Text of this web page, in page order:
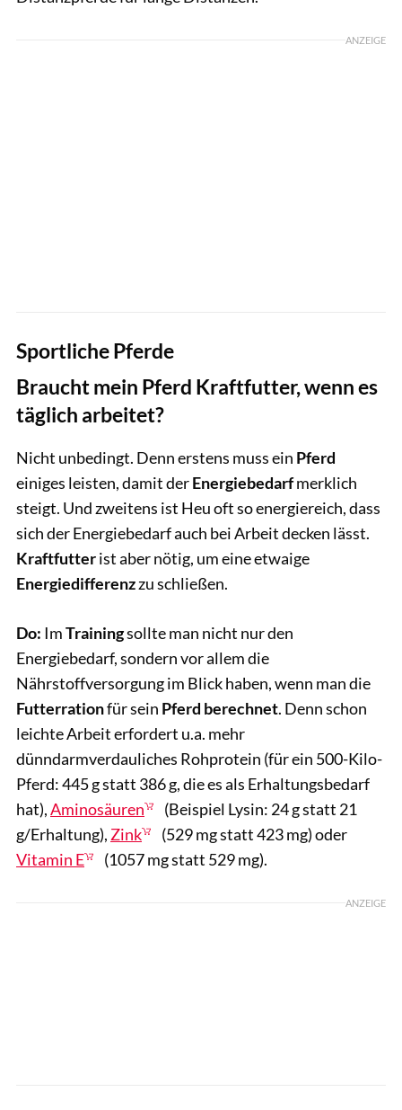
ANZEIGE
Sportliche Pferde
Braucht mein Pferd Kraftfutter, wenn es
täglich arbeitet?
Nicht unbedingt. Denn erstens muss ein Pferd
einiges leisten, damit derEnergiebedarfmerklich
steigt. Und zweitens ist Heu oft so energiereich, dass
sich der Energiebedarf auch bei Arbeit decken lässt.
Kraftfutterist aber nötig, um eine etwaige
Energiedifferenzzu schließen.
Do: ImTrainingsollte man nicht nur den
Energiebedarf, sondern vor allem die
Nährstoffversorgung im Blick haben, wenn man die
Futterrationfür sein Pferd berechnet. Denn schon
leichte Arbeit erfordert u.a. mehr
dünndarmverdauliches Rohprotein (für ein 500-Kilo-
Pferd: 445 g statt 386 g, die es als Erhaltungsbedarf
hat),Aminosäuren
(Beispiel Lysin: 24 g statt 21
g/Erhaltung), Zink
(529 mg statt 423 mg) oder
Vitamin E
(1057 mg statt 529 mg).
ANZEIGE